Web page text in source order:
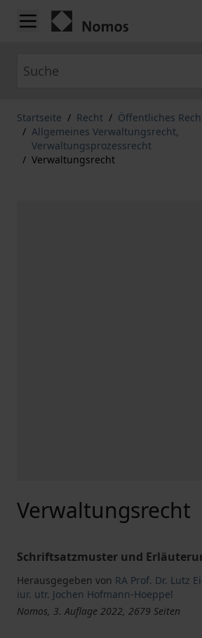
Zum Inhalt springen
Startseite / Recht / Öffentliches
/ Allgemeines Verwaltungsrecht,
Verwaltungsprozessrecht
/ Verwaltungsrecht
Verwaltungsrecht
Schriftsatzmuster und
Herausgegeben von RA Prof. Dr. Lutz
iur. utr. Jochen Hofmann-Hoeppel
Nomos, 3. Auflage 2022, 2679 Seiten